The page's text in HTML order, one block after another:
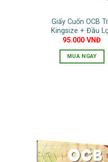
Giấy Cuốn OCB
Kingsize + Đầu
95.000VNĐ
MUA NGAY